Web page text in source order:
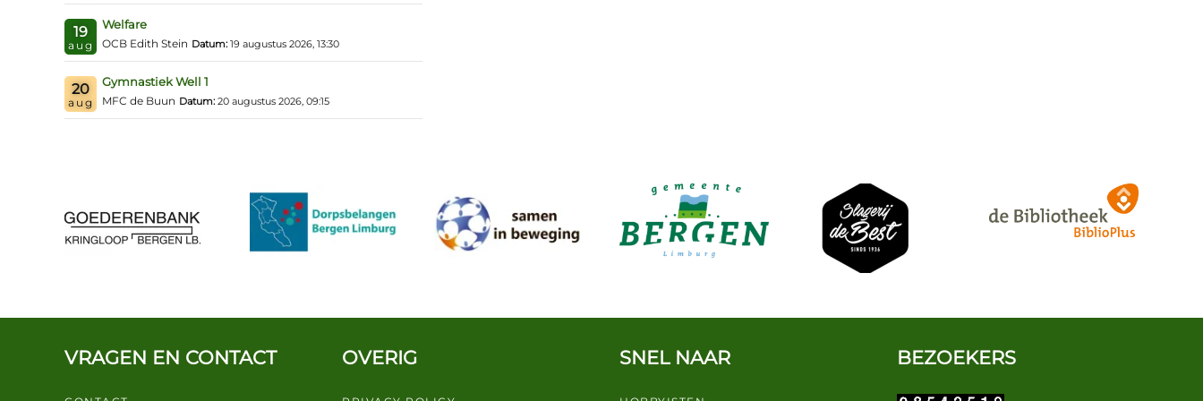
19
aug
Welfare
OCB Edith Stein Datum: 19 augustus 2026, 13:30
20
aug
Gymnastiek Well 1
MFC de Buun Datum: 20 augustus 2026, 09:15
VRAGEN EN CONTACT OVERIG SNEL NAAR BEZOEKERS